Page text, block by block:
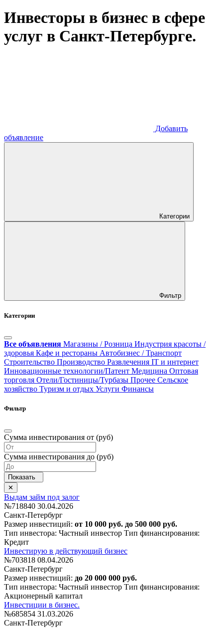
Инвесторы в бизнес в сфере
услуг в Санкт-Петербурге.
Добавить
объявление
Категории
Фильтр
Категории
Все объявления Магазины / Розница Индустрия красоты /
здоровья Кафе и рестораны Автобизнес / Транспорт
Строительство Производство Развлечения IT и интернет
Инновационные технологии/Патент Медицина Оптовая
торговля Отели/Гостиницы/Турбазы Прочее Сельское
хозяйство Туризм и отдых Услуги Финансы
Фильтр
Сумма инвестирования от (руб)
Сумма инвестирования до (руб)
Выдам займ под залог
№718840 30.04.2026
Санкт-Петербург
Размер инвестиций: от 10 000 руб. до 500 000 руб.
Тип инвестора: Частный инвестор Тип финансирования:
Кредит
Инвестирую в действующий бизнес
№703818 08.04.2026
Санкт-Петербург
Размер инвестиций: до 20 000 000 руб.
Тип инвестора: Частный инвестор Тип финансирования:
Акционерный капитал
Инвестиции в бизнес.
№685854 31.03.2026
Санкт-Петербург